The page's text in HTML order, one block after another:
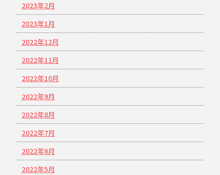
2023年2月
2023年1月
2022年12月
2022年11月
2022年10月
2022年9月
2022年8月
2022年7月
2022年6月
2022年5月